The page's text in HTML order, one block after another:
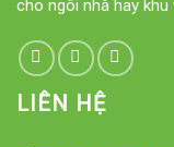
cho ngôi nhà hay
LIÊN HỆ